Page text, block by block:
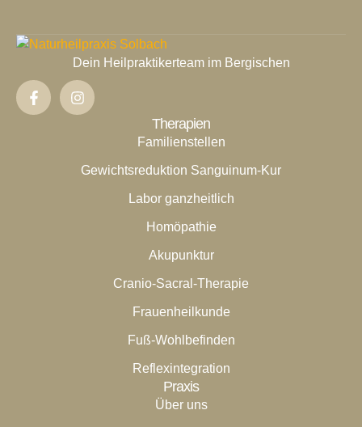
Dein Heilpraktikerteam im Bergischen
Therapien
Familienstellen
Gewichtsreduktion Sanguinum-Kur
Labor ganzheitlich
Homöpathie
Akupunktur
Cranio-Sacral-Therapie
Frauenheilkunde
Fuß-Wohlbefinden
Reflexintegration
Praxis
Über uns